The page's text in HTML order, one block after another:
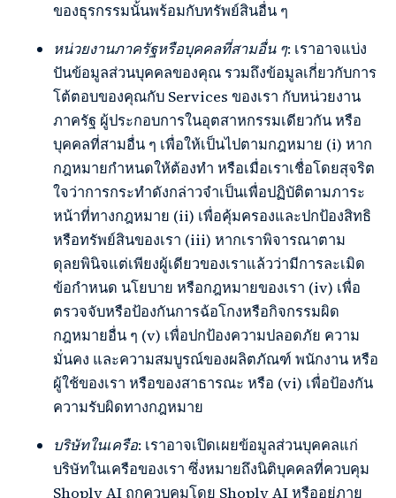
ของธุรกรรมนั้นพร้อมกับทรัพย์สินอื่น ๆ
หน่วยงานภาครัฐหรือบุคคลที่สามอื่น ๆ: เราอาจแบ่ง
ปันข้อมูลส่วนบุคคลของคุณ รวมถึงข้อมูลเกี่ยวกับการ
โต้ตอบของคุณกับ Services ของเรา กับหน่วยงาน
ภาครัฐ ผู้ประกอบการในอุตสาหกรรมเดียวกัน หรือ
บุคคลที่สามอื่น ๆ เพื่อให้เป็นไปตามกฎหมาย (i) หาก
กฎหมายกำหนดให้ต้องทำ หรือเมื่อเราเชื่อโดยสุจริต
ใจว่าการกระทำดังกล่าวจำเป็นเพื่อปฏิบัติตามภาระ
หน้าที่ทางกฎหมาย (ii) เพื่อคุ้มครองและปกป้องสิทธิ
หรือทรัพย์สินของเรา (iii) หากเราพิจารณาตาม
ดุลยพินิจแต่เพียงผู้เดียวของเราแล้วว่ามีการละเมิด
ข้อกำหนด นโยบาย หรือกฎหมายของเรา (iv) เพื่อ
ตรวจจับหรือป้องกันการฉ้อโกงหรือกิจกรรมผิด
กฎหมายอื่น ๆ (v) เพื่อปกป้องความปลอดภัย ความ
มั่นคง และความสมบูรณ์ของผลิตภัณฑ์ พนักงาน หรือ
ผู้ใช้ของเรา หรือของสาธารณะ หรือ (vi) เพื่อป้องกัน
ความรับผิดทางกฎหมาย
บริษัทในเครือ: เราอาจเปิดเผยข้อมูลส่วนบุคคลแก่
บริษัทในเครือของเรา ซึ่งหมายถึงนิติบุคคลที่ควบคุม
Shoply AI ถูกควบคุมโดย Shoply AI หรืออยู่ภาย